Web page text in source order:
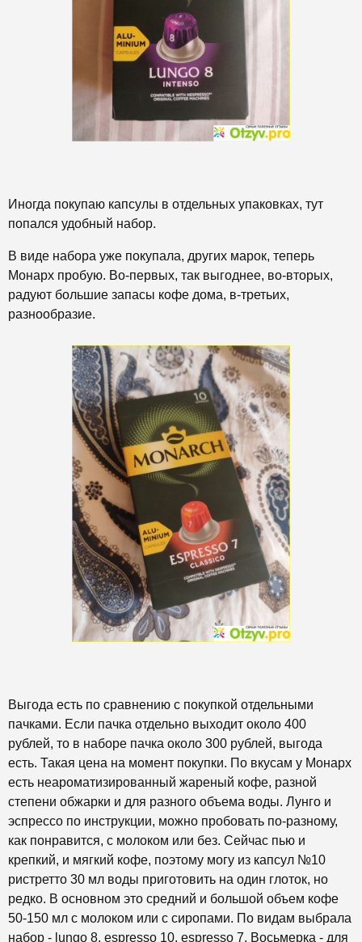
Иногда покупаю капсулы в отдельных упаковках, тут
попался удобный набор.
В виде набора уже покупала, других марок, теперь
Монарх пробую. Во-первых, так выгоднее, во-вторых,
радуют большие запасы кофе дома, в-третьих,
разнообразие.
Выгода есть по сравнению с покупкой отдельными
пачками. Если пачка отдельно выходит около 400
рублей, то в наборе пачка около 300 рублей, выгода
есть. Такая цена на момент покупки. По вкусам у Монарх
есть неароматизированный жареный кофе, разной
степени обжарки и для разного объема воды. Лунго и
эспрессо по инструкции, можно пробовать по-разному,
как понравится, с молоком или без. Сейчас пью и
крепкий, и мягкий кофе, поэтому могу из капсул №10
ристретто 30 мл воды приготовить на один глоток, но
редко. В основном это средний и большой объем кофе
50-150 мл с молоком или с сиропами. По видам выбрала
набор - lungo 8, espresso 10, espresso 7. Восьмерка - для